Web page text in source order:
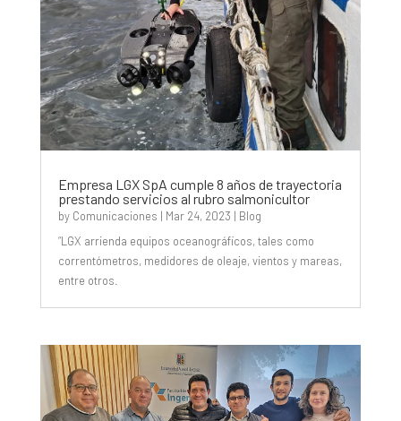
Empresa LGX SpA cumple 8 años de trayectoria
prestando servicios al rubro salmonicultor
by Comunicaciones | Mar 24, 2023 | Blog
“LGX arrienda equipos oceanográficos, tales como
correntómetros, medidores de oleaje, vientos y mareas,
entre otros.